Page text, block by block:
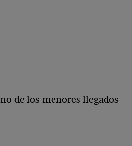
de los menores llegados